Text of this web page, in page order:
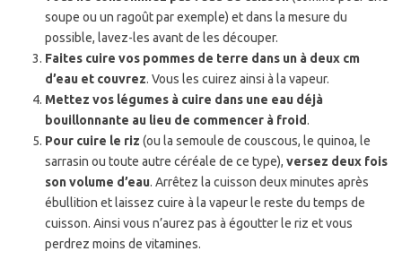
soupe ou un ragoût par exemple) et dans la mesure du
possible, lavez-les avant de les découper.
Faites cuire vos pommes de terre dans un à deux cm
d’eau et couvrez. Vous les cuirez ainsi à la vapeur.
Mettez vos légumes à cuire dans une eau déjà
bouillonnante au lieu de commencer à froid.
Pour cuire le riz (ou la semoule de couscous, le quinoa, le
sarrasin ou toute autre céréale de ce type), versez deux fois
son volume d’eau. Arrêtez la cuisson deux minutes après
ébullition et laissez cuire à la vapeur le reste du temps de
cuisson. Ainsi vous n’aurez pas à égoutter le riz et vous
perdrez moins de vitamines.